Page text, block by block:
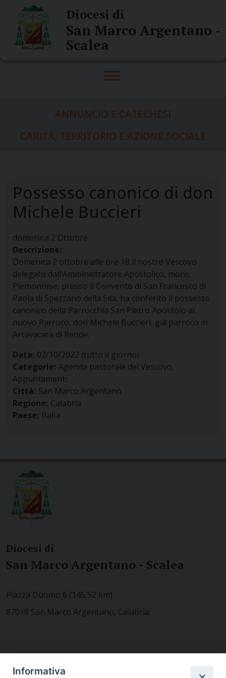
content
Diocesi di
San Marco Argentano -
Scalea
ANNUNCIO E CATECHESI
CARITÀ, TERRITORIO E AZIONE SOCIALE
Possesso canonico di don
Michele Buccieri
domenica 2 Ottobre
Descrizione:
Domenica 2 ottobre alle ore 18 il nostro Vescovo
delegato dall’Amministratore Apostolico, mons.
Piemontese, presso il Convento di San Francesco di
Paola di Spezzano della Sila, ha conferito il possesso
canonico della Parrocchia San Pietro Apostolo al
nuovo Parroco, don Michele Buccieri, già parroco in
Arcavacata di Rende.
Data: 02/10/2022 (tutto il giorno)
Categorie: Agenda pastorale del Vescovo,
Appuntamenti
Città: San Marco Argentano
Regione: Calabria
Paese: Italia
Diocesi di
San Marco Argentano - Scalea
Piazza Duomo 6 (145,52 km)
87018 San Marco Argentano, Calabria
Informativa